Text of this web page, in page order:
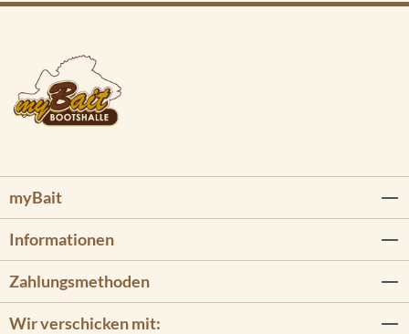
myBait
Informationen
Zahlungsmethoden
Wir verschicken mit: